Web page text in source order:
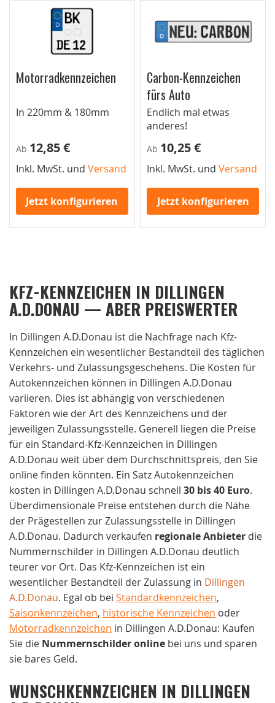
Motorradkennzeichen
In 220mm & 180mm
Ab 12,85 €
Inkl. MwSt. und Versand
Jetzt konfigurieren
Carbon-Kennzeichen
fürs Auto
Endlich mal etwas
anderes!
Ab 10,25 €
Inkl. MwSt. undVersand
Jetzt konfigurieren
KFZ-KENNZEICHEN IN DILLINGEN
A.D.DONAU — ABER PREISWERTER
In Dillingen A.D.Donau ist die Nachfrage nach Kfz-
Kennzeichen ein wesentlicher Bestandteil des täglichen
Verkehrs- und Zulassungsgeschehens. Die Kosten für
Autokennzeichen können in Dillingen A.D.Donau
variieren. Dies ist abhängig von verschiedenen
Faktoren wie der Art des Kennzeichens und der
jeweiligen Zulassungsstelle. Generell liegen die Preise
für ein Standard-Kfz-Kennzeichen in Dillingen
A.D.Donau weit über dem Durchschnittspreis, den Sie
online finden könnten. Ein Satz Autokennzeichen
kosten in Dillingen A.D.Donau schnell 30 bis 40 Euro.
Überdimensionale Preise entstehen durch die Nähe
der Prägestellen zur Zulassungsstelle in Dillingen
A.D.Donau. Dadurch verkaufen regionaleAnbieter die
Nummernschilder in Dillingen A.D.Donau deutlich
teurer vor Ort. Das Kfz-Kennzeichen ist ein
wesentlicher Bestandteil der Zulassung in Dillingen
A.D.Donau. Egal ob bei Standardkennzeichen,
Saisonkennzeichen, historische Kennzeichen oder
Motorradkennzeichen in Dillingen A.D.Donau: Kaufen
Sie die Nummernschilder online bei uns und sparen
sie bares Geld.
WUNSCHKENNZEICHEN IN DILLINGEN